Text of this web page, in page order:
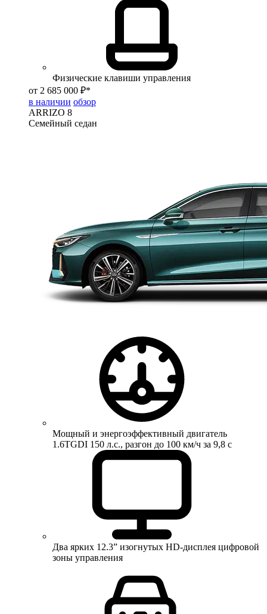
Физические клавиши управления
от 2 685 000 ₽*
в наличии обзор
ARRIZO 8
Семейный седан
Мощный и энергоэффективный двигатель
1.6TGDI 150 л.с., разгон до 100 км/ч за 9,8 с
Два ярких 12.3” изогнутых HD-дисплея цифровой
зоны управления